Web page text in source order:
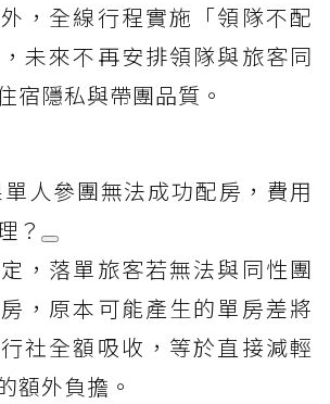
，全線行程實施「領隊不配
未來不再安排領隊與旅客同
宿隱私與帶團品質。
人參團無法成功配房，費用
？
，落單旅客若無法與同性團
，原本可能產生的單房差將
社全額吸收，等於直接減輕
額外負擔。